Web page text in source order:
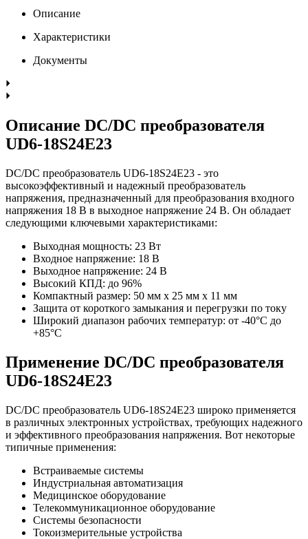
Описание
Характеристики
Документы
Описание DC/DC преобразователя
UD6-18S24E23
DC/DC преобразователь UD6-18S24E23 - это
высокоэффективный и надежный преобразователь
напряжения, предназначенный для преобразования входного
напряжения 18 В в выходное напряжение 24 В. Он обладает
следующими ключевыми характеристиками:
Выходная мощность: 23 Вт
Входное напряжение: 18 В
Выходное напряжение: 24 В
Высокий КПД: до 96%
Компактный размер: 50 мм x 25 мм x 11 мм
Защита от короткого замыкания и перегрузки по току
Широкий диапазон рабочих температур: от -40°C до
+85°C
Применение DC/DC преобразователя
UD6-18S24E23
DC/DC преобразователь UD6-18S24E23 широко применяется
в различных электронных устройствах, требующих надежного
и эффективного преобразования напряжения. Вот некоторые
типичные применения:
Встраиваемые системы
Индустриальная автоматизация
Медицинское оборудование
Телекоммуникационное оборудование
Системы безопасности
Токоизмерительные устройства